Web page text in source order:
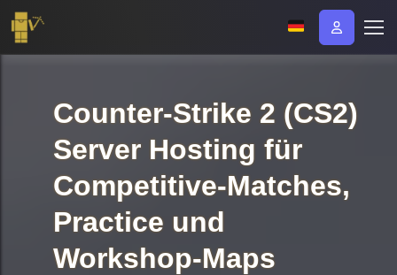
Counter-Strike 2 (CS2)
Server Hosting für
Competitive-Matches,
Practice und
Workshop-Maps